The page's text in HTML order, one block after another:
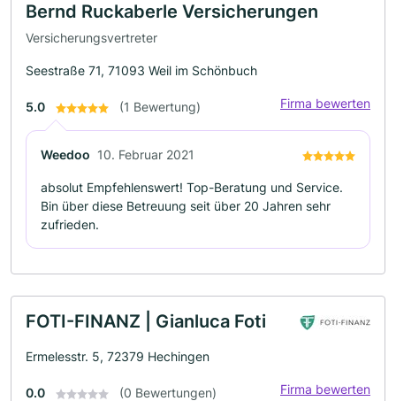
Bernd Ruckaberle Versicherungen
Versicherungsvertreter
Seestraße 71, 71093 Weil im Schönbuch
5.0 (1 Bewertung) Firma bewerten
Weedoo 10. Februar 2021
absolut Empfehlenswert! Top-Beratung und Service.
Bin über diese Betreuung seit über 20 Jahren sehr
zufrieden.
FOTI-FINANZ | Gianluca Foti
Ermelesstr. 5, 72379 Hechingen
0.0 (0 Bewertungen) Firma bewerten